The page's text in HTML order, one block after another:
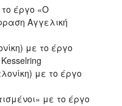
έργο «Ο
Αγγελική
με το έργο
με το έργο
με το έργο